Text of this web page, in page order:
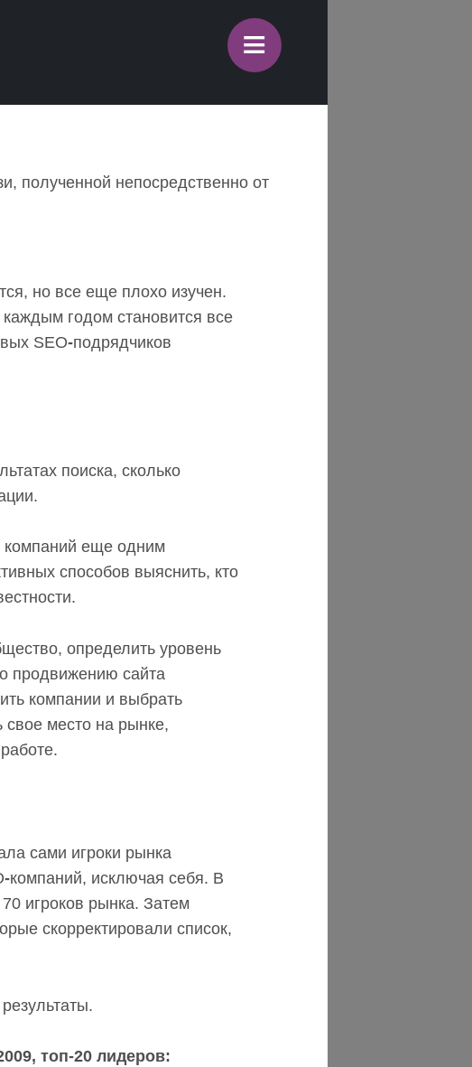
≡
полученной непосредственно от
но все еще плохо изучен.
каждым годом становится все
SEO-подрядчиков
поиска, сколько
компаний еще одним
способов выяснить, кто
определить уровень
продвижению сайта
компании и выбрать
свое место на рынке,
сами игроки рынка
-компаний, исключая себя. В
игроков рынка. Затем
скорректировали список,
топ-20 лидеров: